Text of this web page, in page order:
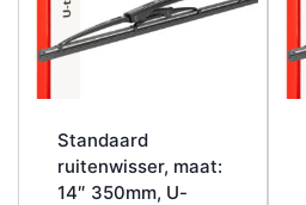
Standaard
ruitenwisser, maat:
14″ 350mm, U-